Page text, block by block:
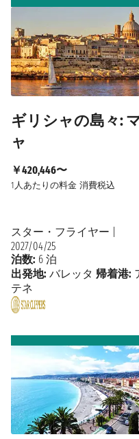
ギリシャの島々:
ャ
￥420,446〜
1人あたりの料金 消費税込
スター・フライヤー
2027/04/25
泊数: 6 泊
出発地: バレッタ 帰着港:
テネ